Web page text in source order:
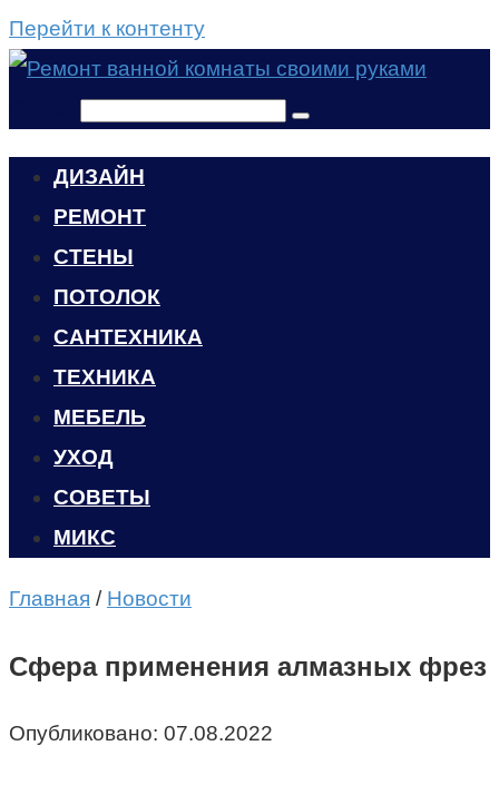
Перейти к контенту
ДИЗАЙН
РЕМОНТ
СТЕНЫ
ПОТОЛОК
САНТЕХНИКА
ТЕХНИКА
МЕБЕЛЬ
УХОД
CОВЕТЫ
МИКС
Главная / Новости
Сфера применения алмазных фрез
Опубликовано: 07.08.2022